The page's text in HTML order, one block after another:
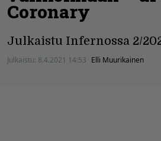
Coronary
Julkaistu Infernossa 2/
Julkaistu: 8.4.2021 14:53 Elli Muurikainen